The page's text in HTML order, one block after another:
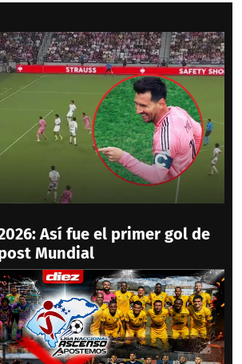
Así fue el primer gol de
Mundial